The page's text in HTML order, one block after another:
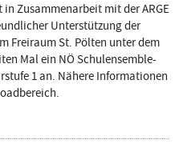
Zusammenarbeit mit der ARGE
Unterstützung der
Freiraum St. Pölten unter dem
Mal ein NÖ Schulensemble-
1 an. Nähere Informationen